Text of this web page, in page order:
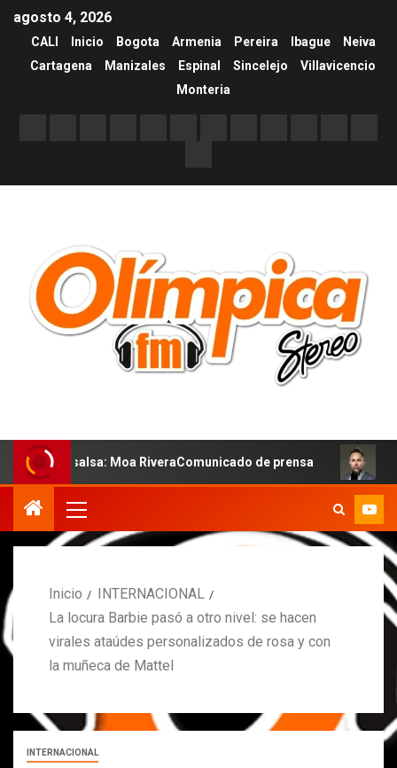
agosto 4, 2026
CALI Inicio Bogota Armenia Pereira Ibague
Neiva
Cartagena
Manizales Espinal Sincelejo
Villavicencio
Monteria
Moa RiveraComunicado de prensa MARCOS
Inicio
INTERNACIONAL
La locura Barbie pasó a otro nivel: se hacen
virales ataúdes personalizados de rosa y con
la muñeca de Mattel
INTERNACIONAL